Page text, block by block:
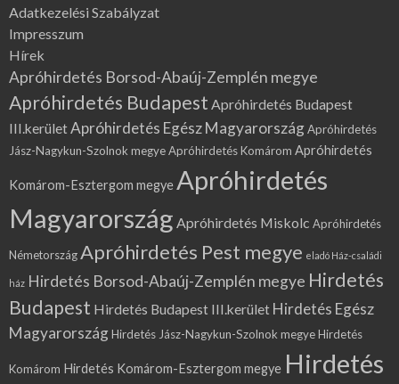
Adatkezelési Szabályzat
Impresszum
Hírek
Apróhirdetés Borsod-Abaúj-Zemplén megye
Apróhirdetés Budapest Apróhirdetés Budapest
III.kerületApróhirdetés Egész MagyarországApróhirdetés
Jász-Nagykun-Szolnok megyeApróhirdetés Komárom Apróhirdetés
Komárom-Esztergom megye Apróhirdetés
Magyarország Apróhirdetés Miskolc Apróhirdetés
NémetországApróhirdetés Pest megye eladó Ház-családi
ház Hirdetés Borsod-Abaúj-Zemplén megye Hirdetés
Budapest Hirdetés Budapest III.kerület Hirdetés Egész
MagyarországHirdetés Jász-Nagykun-Szolnok megyeHirdetés
Komárom Hirdetés Komárom-Esztergom megye Hirdetés